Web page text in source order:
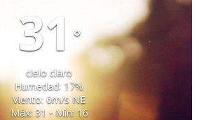
31 °
cielo claro
Humedad: 17%
Viento: 6m/s NE
Máx: 31 • Mín: 16